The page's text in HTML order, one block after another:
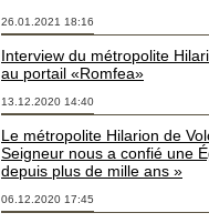
26.01.2021 18:16
Interview du métropolite
au portail «Romfea»
13.12.2020 14:40
Le métropolite Hilarion de
Seigneur nous a confié une
depuis plus de mille ans »
06.12.2020 17:45